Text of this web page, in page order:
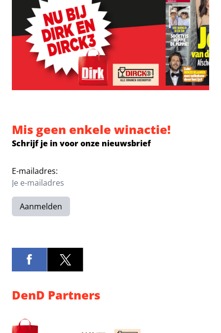
Mis geen enkele winactie!
Schrijf je in voor onze nieuwsbrief
E-mailadres:
Aanmelden
DenD Partners